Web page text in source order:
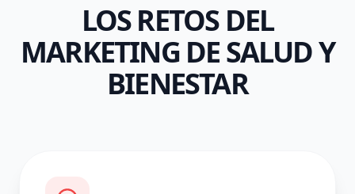
LOS RETOS DEL
MARKETING DE SALUD Y
BIENESTAR